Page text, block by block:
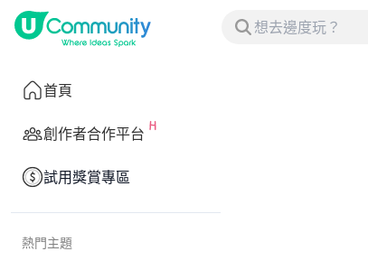
首頁
創作者合作平台
試用獎賞專區
熱門主題